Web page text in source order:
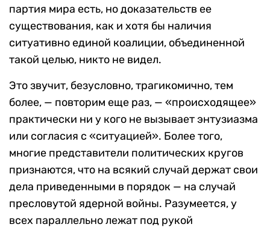
партия мира есть, но доказательств ее
существования, как и хотя бы наличия
ситуативно единой коалиции, объединенной
такой целью, никто не видел.
Это звучит, безусловно, трагикомично, тем
более, — повторим еще раз, — «происходящее»
практически ни у кого не вызывает энтузиазма
или согласия с «ситуацией». Более того,
многие представители политических кругов
признаются, что на всякий случай держат свои
дела приведенными в порядок — на случай
пресловутой ядерной войны. Разумеется, у
всех параллельно лежат под рукой